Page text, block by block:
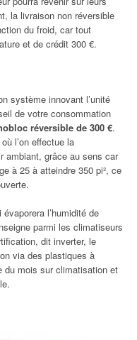
la livraison non réversible
du froid, car tout
et de crédit 300 €.
système innovant l’unité
de votre consommation
réversible de 300 €.
l’on effectue la
ambiant, grâce au sens car
à 25 à atteindre 350 pi², ce
l’humidité de
parmi les climatiseurs
dit inverter, le
via des plastiques à
du mois sur climatisation et